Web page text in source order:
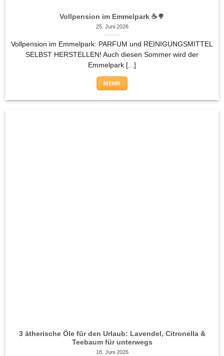
Vollpension im Emmelpark ☕🌳
25. Juni 2026
Vollpension im Emmelpark: PARFUM und REINIGUNGSMITTEL
SELBST HERSTELLEN! Auch diesen Sommer wird der
Emmelpark [...]
MEHR
3 ätherische Öle für den Urlaub: Lavendel, Citronella &
Teebaum für unterwegs
18. Juni 2026